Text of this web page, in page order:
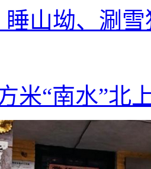
睡山坳、涮
米“南水”北